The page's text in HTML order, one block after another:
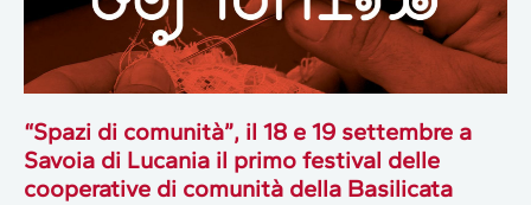
“Spazi di comunità”, il 18 e 19 settembre a
Savoia di Lucania il primo festival delle
cooperative di comunità della Basilicata